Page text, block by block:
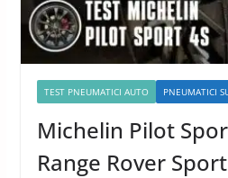
TEST PNEUMATICI AUTO PNEUMATICI
Michelin Pilot
Range Rover